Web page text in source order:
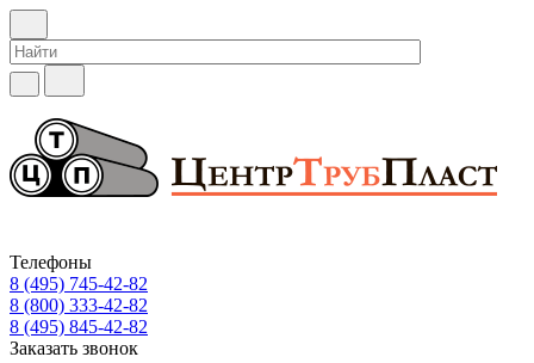
Телефоны
8 (495) 745-42-82
8 (800) 333-42-82
8 (495) 845-42-82
Заказать звонок